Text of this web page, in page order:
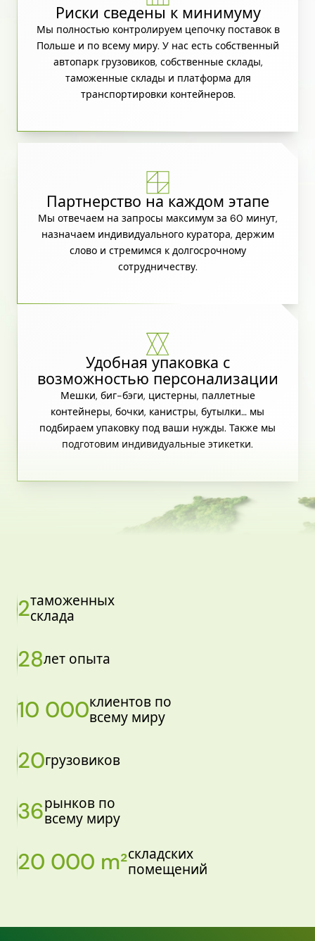
Риски сведены к минимуму
Мы полностью контролируем цепочку поставок в
Польше и по всему миру. У нас есть собственный
автопарк грузовиков, собственные склады,
таможенные склады и платформа для
транспортировки контейнеров.
Партнерство на каждом этапе
Мы отвечаем на запросы максимум за 60 минут,
назначаем индивидуального куратора, держим
слово и стремимся к долгосрочному
сотрудничеству.
Удобная упаковка с
возможностью персонализации
Мешки, биг-бэги, цистерны, паллетные
контейнеры, бочки, канистры, бутылки… мы
подбираем упаковку под ваши нужды. Также мы
подготовим индивидуальные этикетки.
2таможенных
склада
28лет опыта
10 000клиентов по
всему миру
20грузовиков
36рынков по
всему миру
20 000 m²складских
помещений